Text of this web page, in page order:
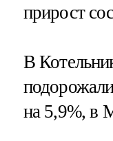
прирост
В
на 5,9%, в